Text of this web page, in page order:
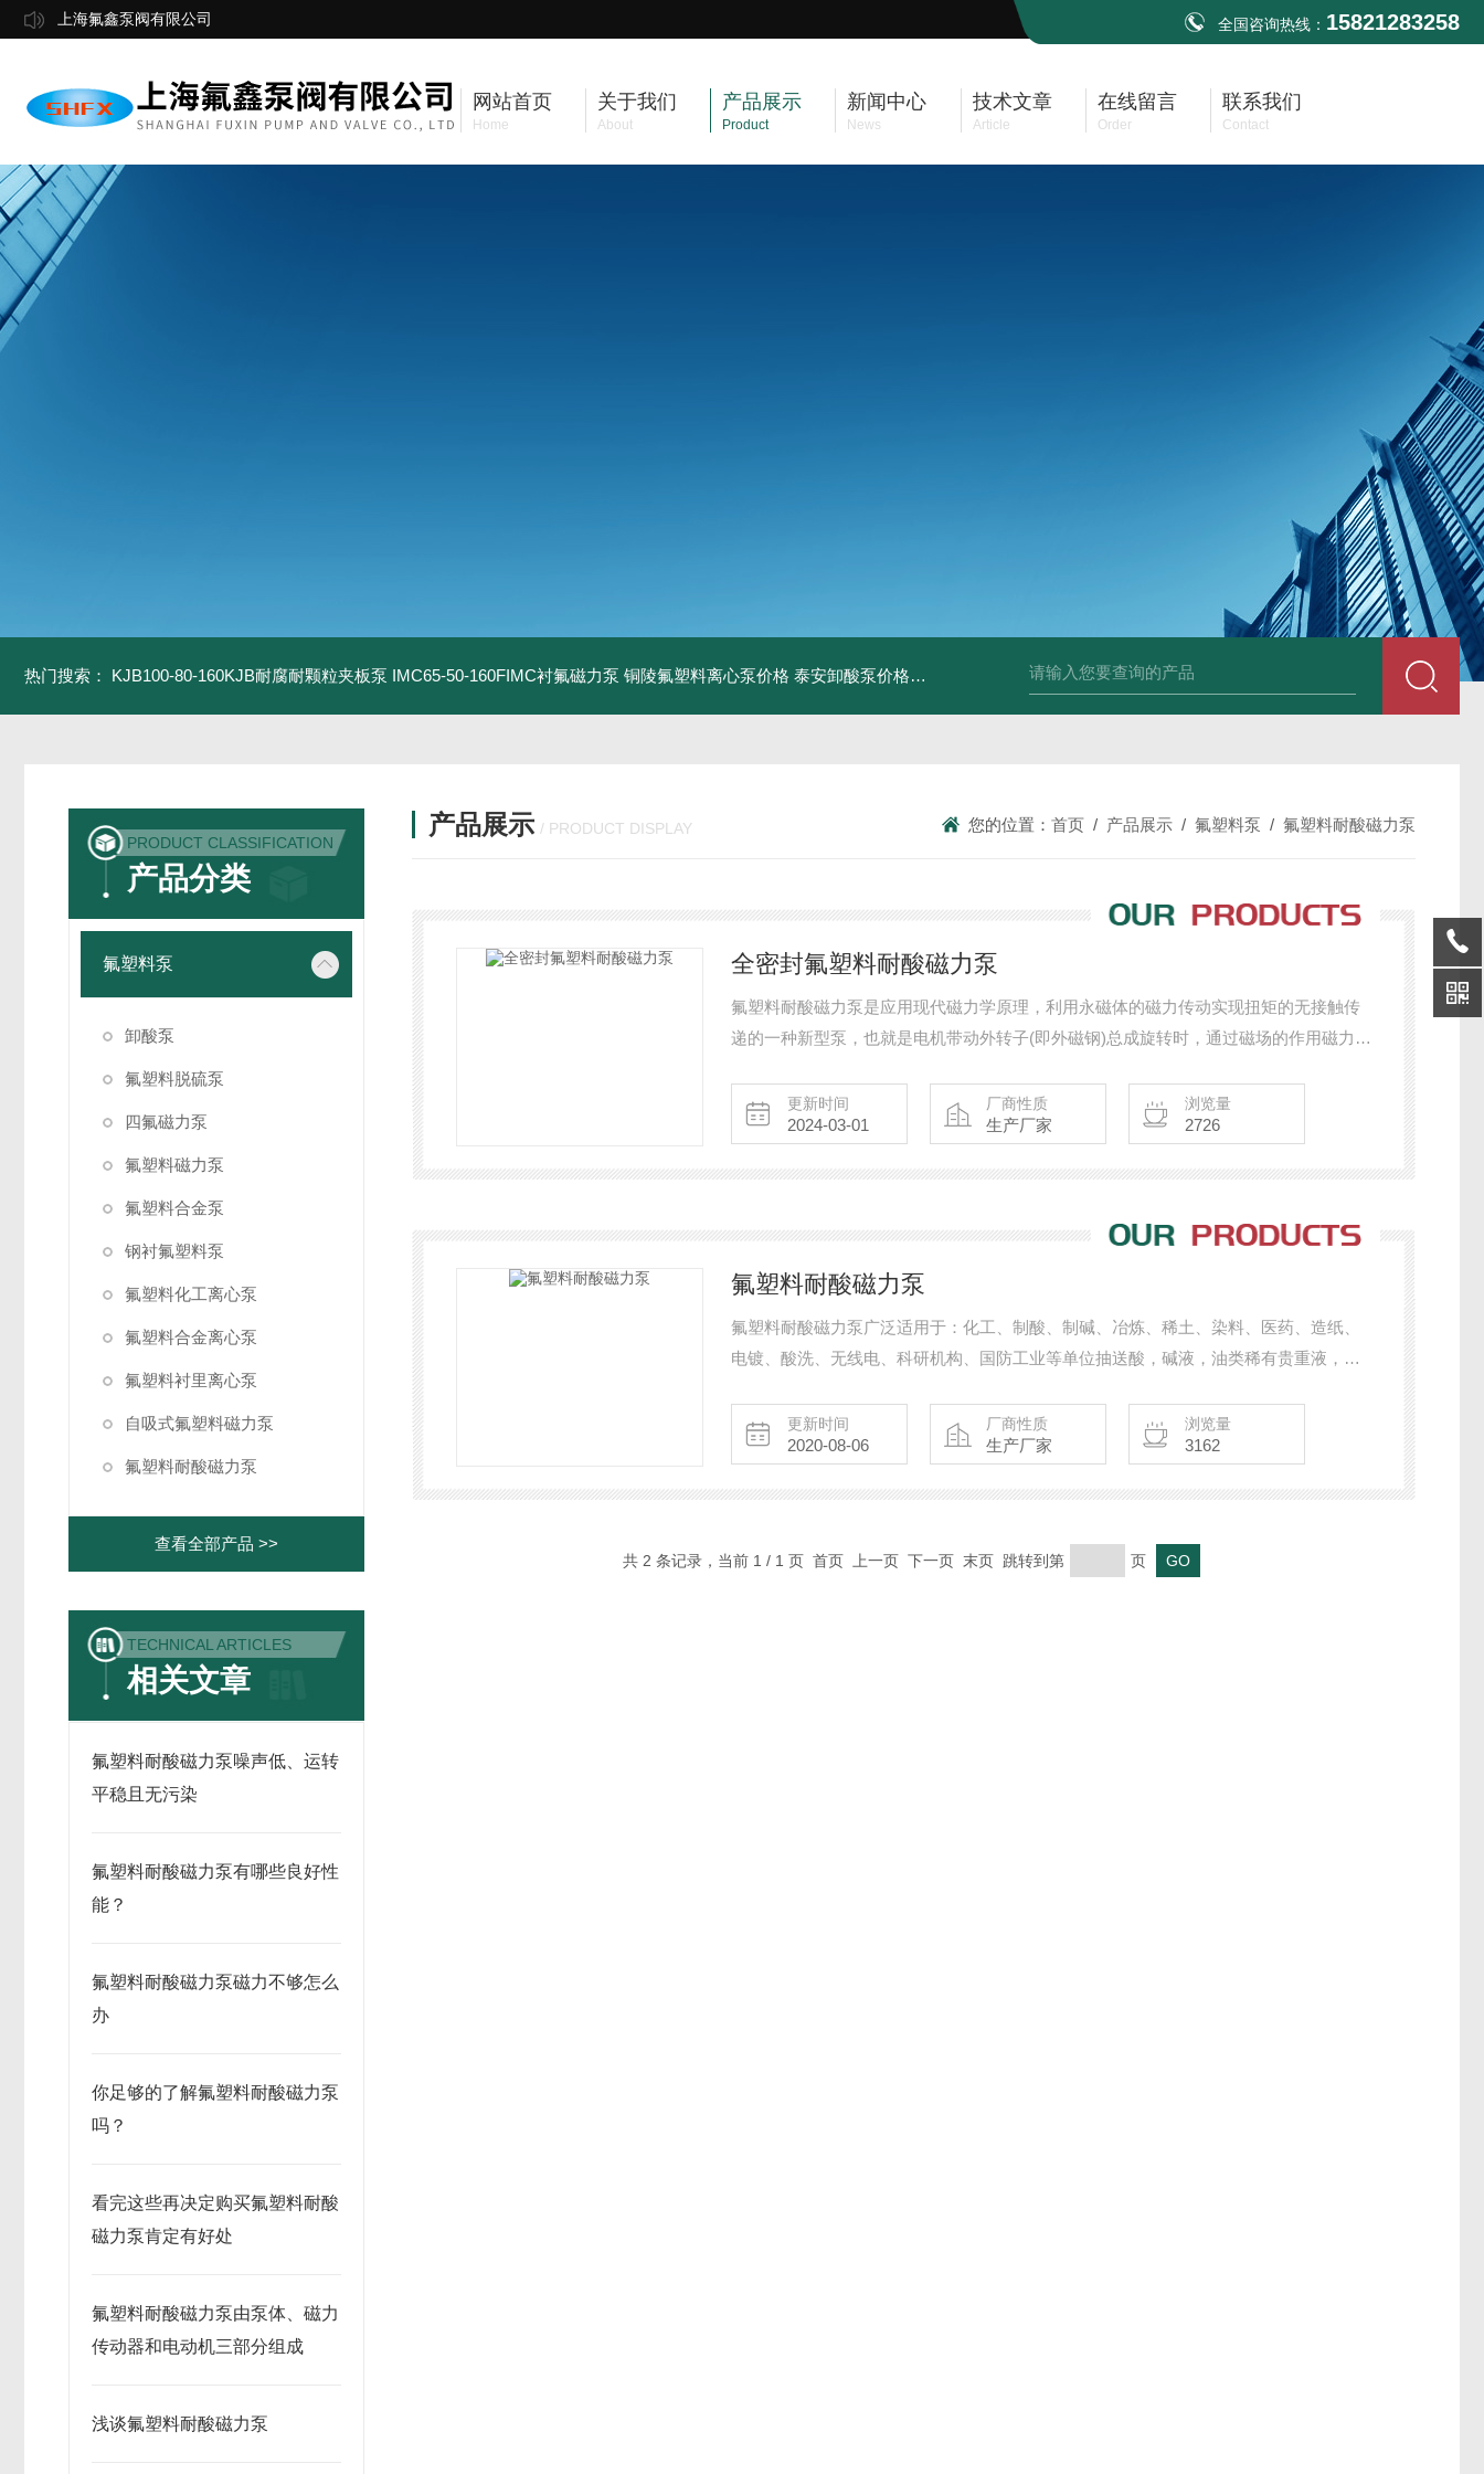
上海氟鑫泵阀有限公司 全国咨询热线： 15821283258
网站首页
Home
关于我们
About
产品展示
Product
新闻中心
News
技术文章
Article
在线留言
Order
联系我们
Contact
热门搜索： KJB100-80-160KJB耐腐耐颗粒夹板泵 IMC65-50-160FIMC衬氟磁力泵 铜陵氟塑料离心泵价格 泰安卸酸泵价格 济宁衬氟磁力泵型号 济宁衬氟离心泵厂家 枣庄衬氟泵价格
PRODUCT CLASSIFICATION
产品分类
氟塑料泵
卸酸泵
氟塑料脱硫泵
四氟磁力泵
氟塑料磁力泵
氟塑料合金泵
钢衬氟塑料泵
氟塑料化工离心泵
氟塑料合金离心泵
氟塑料衬里离心泵
自吸式氟塑料磁力泵
氟塑料耐酸磁力泵
查看全部产品 >>
TECHNICAL ARTICLES
相关文章
氟塑料耐酸磁力泵噪声低、运转
平稳且无污染
氟塑料耐酸磁力泵有哪些良好性
能？
氟塑料耐酸磁力泵磁力不够怎么
办
你足够的了解氟塑料耐酸磁力泵
吗？
看完这些再决定购买氟塑料耐酸
磁力泵肯定有好处
氟塑料耐酸磁力泵由泵体、磁力
传动器和电动机三部分组成
浅谈氟塑料耐酸磁力泵
产品展示 / PRODUCT DISPLAY 您的位置： 首页 / 产品展示 / 氟塑料泵 / 氟塑料耐酸磁力泵
全密封氟塑料耐酸磁力泵
氟塑料耐酸磁力泵是应用现代磁力学原理，利用永磁体的磁力传动实现扭矩的无接触传
递的一种新型泵，也就是电机带动外转子(即外磁钢)总成旋转时，通过磁场的作用磁力线
可输送任意浓(强)度的酸、碱、氧化剂等腐蚀性介质。
更新时间
2024-03-01
厂商性质
生产厂家
浏览量
2726
氟塑料耐酸磁力泵
氟塑料耐酸磁力泵广泛适用于：化工、制酸、制碱、冶炼、稀土、染料、医药、造纸、
电镀、酸洗、无线电、科研机构、国防工业等单位抽送酸，碱液，油类稀有贵重液，毒
更新时间
2020-08-06
厂商性质
生产厂家
浏览量
3162
共 2 条记录，当前 1 / 1 页 首页 上一页 下一页 末页 跳转到第 页